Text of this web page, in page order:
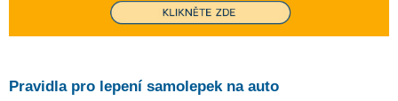
Pravidla pro lepení samolepek na auto